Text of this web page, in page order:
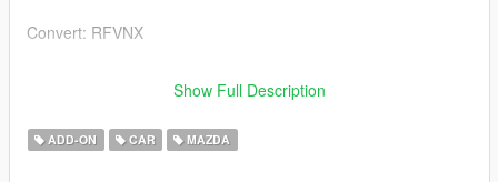
Convert: RFVNX
readme.txt in download.Show Full Description
ADD-ON CAR MAZDA